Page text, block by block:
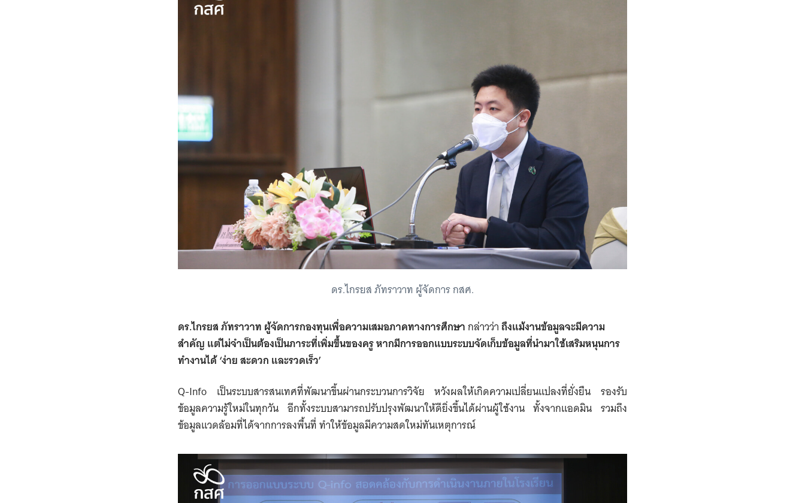
ดร.ไกรยส ภัทราวาท ผู้จัดการ กสศ.
ดร.ไกรยส ภัทราวาท ผู้จัดการกองทุนเพื่อความเสมอภาคทางการศึกษากล่าวว่าถึงแม้งานข้อมูลจะมีความ
สำคัญ แต่ไม่จำเป็นต้องเป็นภาระที่เพิ่มขึ้นของครู หากมีการออกแบบระบบจัดเก็บข้อมูลที่นำมาใช้เสริมหนุนการ
ทำงานได้ ‘ง่าย สะดวก และรวดเร็ว’
Q-Info เป็นระบบสารสนเทศที่พัฒนาขึ้นผ่านกระบวนการวิจัย หวังผลให้เกิดความเปลี่ยนแปลงที่ยั่งยืน รองรับ
ข้อมูลความรู้ใหม่ในทุกวัน อีกทั้งระบบสามารถปรับปรุงพัฒนาให้ดียิ่งขึ้นได้ผ่านผู้ใช้งาน ทั้งจากแอดมิน รวมถึง
ข้อมูลแวดล้อมที่ได้จากการลงพื้นที่ ทำให้ข้อมูลมีความสดใหม่ทันเหตุการณ์